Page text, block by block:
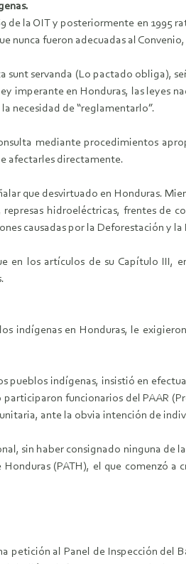
de la OIT y posteriormente en
nunca fueron adecuadas al
sunt servanda (Lo pactado obliga),
imperante en Honduras, las leyes
necesidad de “reglamentarlo”.
mediante procedimientos
afectarles directamente.
que desvirtuado en Honduras.
hidroeléctricas, frentes de
causadas por la Deforestación y
en los artículos de su Capítulo
indígenas en Honduras, le
pueblos indígenas, insistió en
funcionarios del PAAR
ante la obvia intención de
sin haber consignado ninguna
(PATH), el que comenzó
petición al Panel de Inspección del